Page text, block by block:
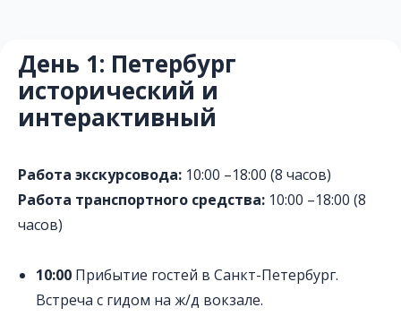
День 1: Петербург
исторический и
интерактивный
Работа экскурсовода: 10:00 –18:00 (8 часов)
Работа транспортного средства: 10:00 –18:00 (8
часов)
10:00 Прибытие гостей в Санкт-Петербург.
Встреча с гидом на ж/д вокзале.